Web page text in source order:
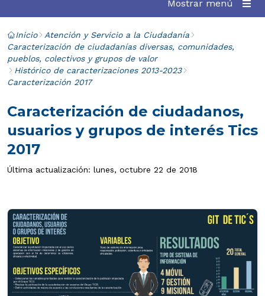
Mostrar menú
Inicio
Atención y Servicio a la Ciudadanía
Caracterización de ciudadanías diversas, comunidades,
pueblos, colectivos y grupos de valor
Histórico de caracterizaciones 2013-2023
Caracterización 2017
Caracterización de ciudadanos,
usuarios y grupos de interés Tics
2017
Última actualización: lunes, octubre 22 de 2018